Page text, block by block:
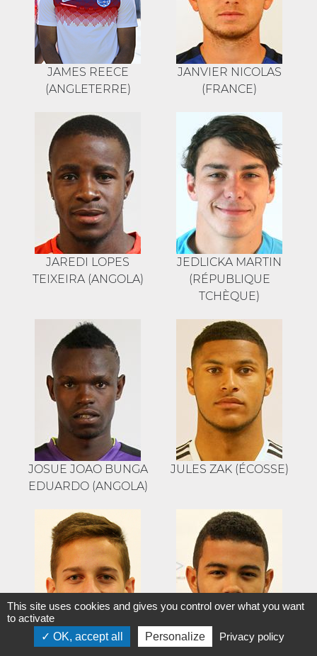
JAMES REECE
(ANGLETERRE)
JANVIER NICOLAS
(FRANCE)
JAREDI LOPES
TEIXEIRA (ANGOLA)
JEDLICKA MARTIN
(RÉPUBLIQUE
TCHÈQUE)
JOSUE JOAO BUNGA
EDUARDO (ANGOLA)
JULES ZAK (ÉCOSSE)
This site uses cookies and gives you control over what you want
to activate
OK, accept all
Personalize Privacy policy